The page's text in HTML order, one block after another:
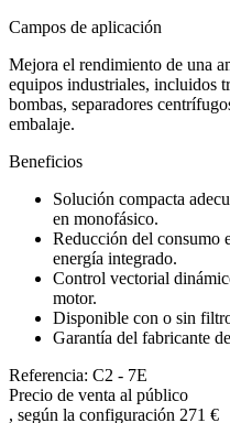
Campos de aplicación
Mejora el rendimiento de una
equipos industriales, incluidos
bombas, separadores
embalaje.
Beneficios
Solución compacta
en monofásico.
Reducción del consumo
energía integrado.
Control vectorial
motor.
Disponible con o sin
Garantía del fabricante
Referencia: C2 - 7E
Precio de venta al público
, según la configuración 271 €